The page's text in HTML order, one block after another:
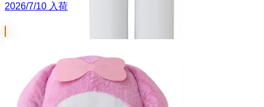
2026/7/10 入荷